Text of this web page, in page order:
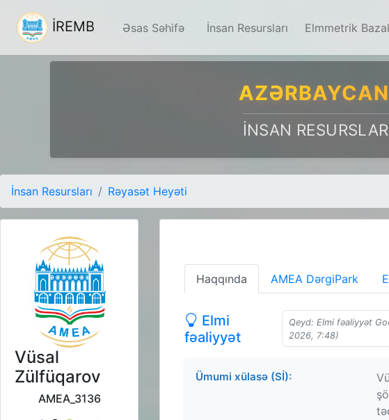
İREMB Əsas Səhifə İnsan Resursları Elmmetrik
İNSAN
İnsan Resursları Rəyasət Heyəti
Vüsal
Zülfüqarov
AMEA_3136
Haqqında AMEA DərgiPark
Elmi
fəaliyyət
Qeyd: Elmi fəaliyyət
2026, 7:48)
Ümumi xülasə (Sİ):